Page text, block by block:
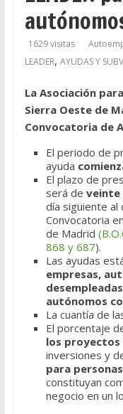
1629 visitas
LEADER, AYUDAS Y
La Asociación
Sierra Oeste de
Convocatoria de
El periodo de
ayuda
El plazo de
será de veinte
día siguiente al
Convocatoria
de Madrid
868 y 687).
Las ayudas
empresas,
autónomos
La cuantía de
El porcentaje
los
inversiones y
para
constituyan
negocio en un